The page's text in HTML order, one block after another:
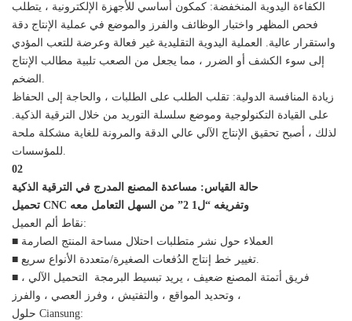
الكفاءة اليدوية المنخفضة: كمكون أساسي للأجهزة الإلكترونية ، يتطلب
فحص المظهر واختبار الوظائف والفرز والموضع في عملية الإنتاج دقة
واستقرار عالية. العملية اليدوية التقليدية غير فعالة وعرضة للتعب المؤدي
إلى سوء الكشف أو الضرر ، مما يجعل من الصعب تلبية مطالب الإنتاج
الضخم.
زيادة المنافسة الدولية: تقلب الطلب على الطلبات ، والحاجة إلى الحفاظ
على القيادة التكنولوجية وموضع سلسلة التوريد من خلال الترقية الذكية.
لذلك ، أصبح تحقيق الإنتاج الآلي عالي الدقة والمرونة للغاية مشكلة ملحة
للمؤسسات.
02
حالة القياس: مساعدة المصنع المدرج في الترقية الذكية
تحميل CNC وتفريغه “ل1 2” من السهل التعامل معه
نقاط ألم العميل:
■ العملاء حول نشر متطلبات احتلال مساحة المنتج الصارمة
■ تغيير خط إنتاج الدُفعات الصغيرة/متعددة الأنواع سريع.
■ فريق أتمتة المصنع ضعيف ، يريد تبسيط البرمجة التحميل الآلي ،
وتحديد المواقع ، والتفتيش ، وفرز العصي ، والفرز ،
حلول Ciansung: